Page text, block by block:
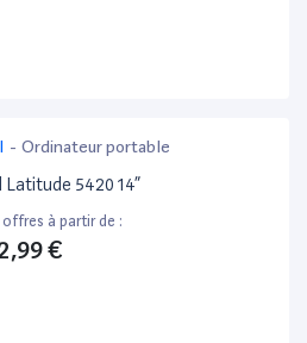
- Ordinateur portable
Latitude 5420 14”
offres à partir de :
€